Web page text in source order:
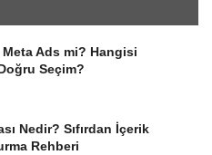
Meta Ads mi? Hangisi
Seçim?
Nedir? Sıfırdan İçerik
Rehberi